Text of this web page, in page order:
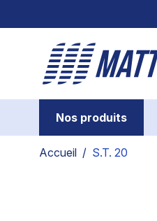
Nos produits
Accueil / S.T. 20